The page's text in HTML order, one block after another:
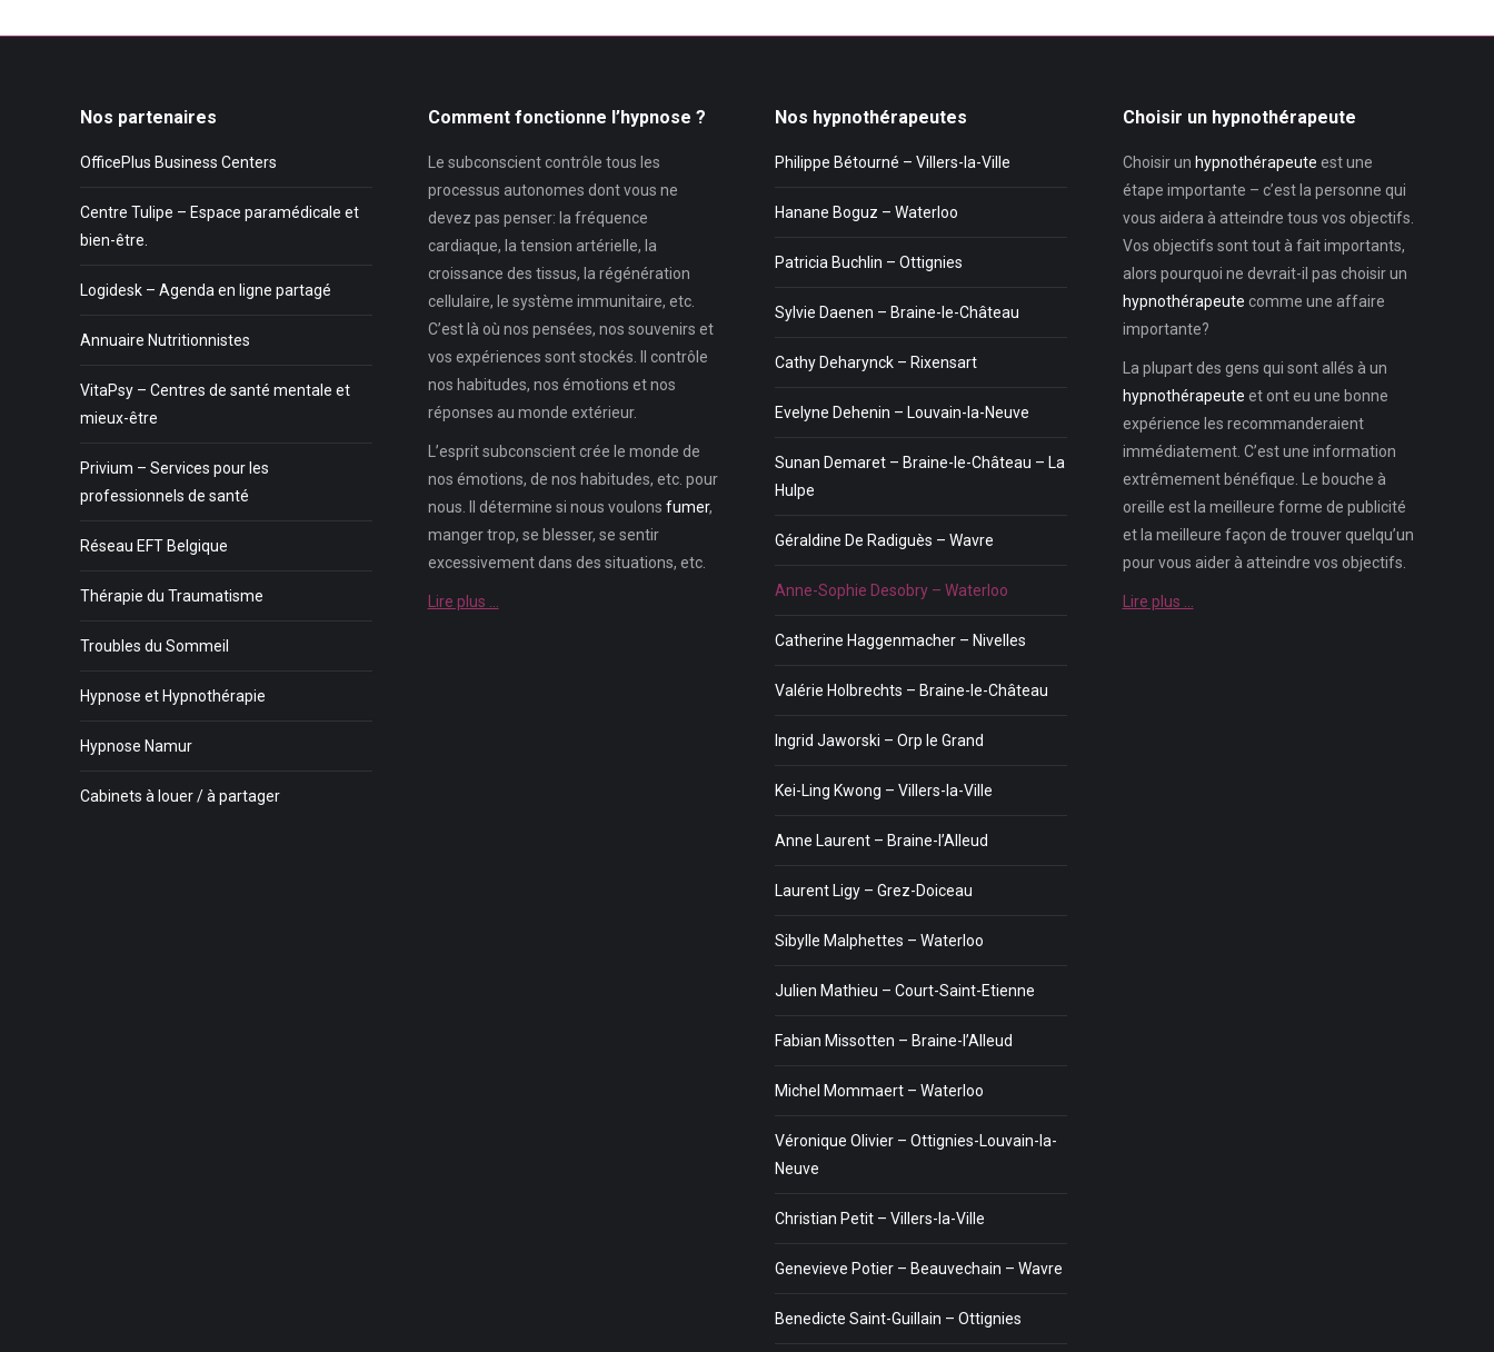
Nos partenaires
OfficePlus Business Centers
Centre Tulipe – Espace paramédicale et
bien-être.
Logidesk – Agenda en ligne partagé
Annuaire Nutritionnistes
VitaPsy – Centres de santé mentale et
mieux-être
Privium – Services pour les
professionnels de santé
Réseau EFT Belgique
Thérapie du Traumatisme
Troubles du Sommeil
Hypnose et Hypnothérapie
Hypnose Namur
Cabinets à louer / à partager
Comment fonctionne l’hypnose ?
Le subconscient contrôle tous les
processus autonomes dont vous ne
devez pas penser: la fréquence
cardiaque, la tension artérielle, la
croissance des tissus, la régénération
cellulaire, le système immunitaire, etc.
C’est là où nos pensées, nos souvenirs et
vos expériences sont stockés. Il contrôle
nos habitudes, nos émotions et nos
réponses au monde extérieur.
L’esprit subconscient crée le monde de
nos émotions, de nos habitudes, etc. pour
nous. Il détermine si nous voulons fumer,
manger trop, se blesser, se sentir
excessivement dans des situations, etc.
Lire plus …
Nos hypnothérapeutes
Philippe Bétourné – Villers-la-Ville
Hanane Boguz – Waterloo
Patricia Buchlin – Ottignies
Sylvie Daenen – Braine-le-Château
Cathy Deharynck – Rixensart
Evelyne Dehenin – Louvain-la-Neuve
Sunan Demaret – Braine-le-Château – La
Hulpe
Géraldine De Radiguès – Wavre
Anne-Sophie Desobry – Waterloo
Catherine Haggenmacher – Nivelles
Valérie Holbrechts – Braine-le-Château
Ingrid Jaworski – Orp le Grand
Kei-Ling Kwong – Villers-la-Ville
Anne Laurent – Braine-l’Alleud
Laurent Ligy – Grez-Doiceau
Sibylle Malphettes – Waterloo
Julien Mathieu – Court-Saint-Etienne
Fabian Missotten – Braine-l’Alleud
Michel Mommaert – Waterloo
Véronique Olivier – Ottignies-Louvain-la-
Neuve
Christian Petit – Villers-la-Ville
Genevieve Potier – Beauvechain – Wavre
Benedicte Saint-Guillain – Ottignies
Choisir un hypnothérapeute
Choisir un hypnothérapeute est une
étape importante – c’est la personne qui
vous aidera à atteindre tous vos objectifs.
Vos objectifs sont tout à fait importants,
alors pourquoi ne devrait-il pas choisir un
hypnothérapeute comme une affaire
importante?
La plupart des gens qui sont allés à un
hypnothérapeute et ont eu une bonne
expérience les recommanderaient
immédiatement. C’est une information
extrêmement bénéfique. Le bouche à
oreille est la meilleure forme de publicité
et la meilleure façon de trouver quelqu’un
pour vous aider à atteindre vos objectifs.
Lire plus …